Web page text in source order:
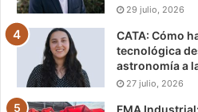
29 julio, 2026
CATA: Cómo
tecnológica
astronomía a
27 julio, 2026